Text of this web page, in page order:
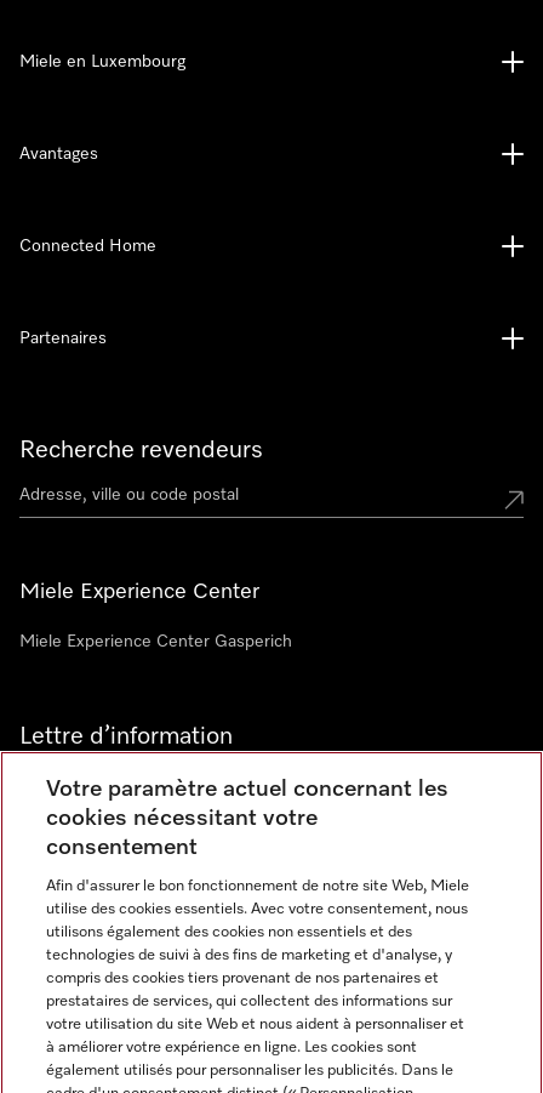
Recherche revendeurs
Miele Experience Center
Miele Experience Center Gasperich
Lettre d’information
Langue
FRANCAIS
Miele en Luxembourg
Avantages
Connected Home
Partenaires
Votre paramètre actuel concernant les
cookies nécessitant votre
consentement
Afin d'assurer le bon fonctionnement de notre site Web, Miele
utilise des cookies essentiels. Avec votre consentement, nous
utilisons également des cookies non essentiels et des
technologies de suivi à des fins de marketing et d'analyse, y
compris des cookies tiers provenant de nos partenaires et
prestataires de services, qui collectent des informations sur
votre utilisation du site Web et nous aident à personnaliser et
à améliorer votre expérience en ligne. Les cookies sont
également utilisés pour personnaliser les publicités. Dans le